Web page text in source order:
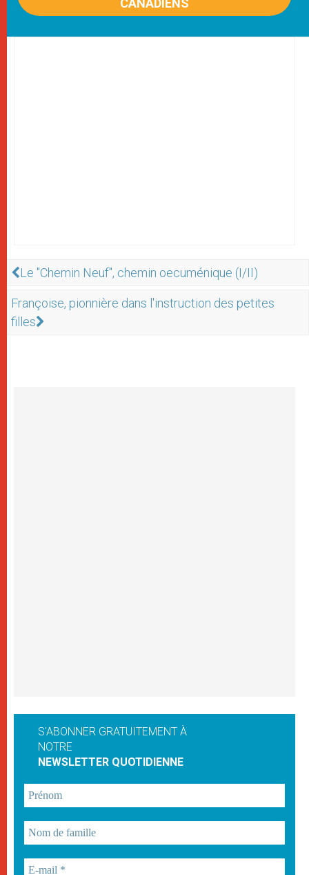
CANADIENS
Le "Chemin Neuf", chemin oecuménique (I/II)
Françoise, pionnière dans l'instruction des petites
filles
S'ABONNER GRATUITEMENT À
NOTRE
NEWSLETTER QUOTIDIENNE